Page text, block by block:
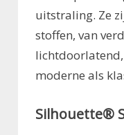
uitstraling. Ze
stoffen, van
lichtdoorlatend,
moderne als
Silhouette®